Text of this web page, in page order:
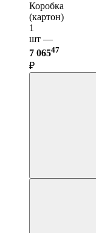
Коробка
(картон)
1
шт —
7 06547
₽